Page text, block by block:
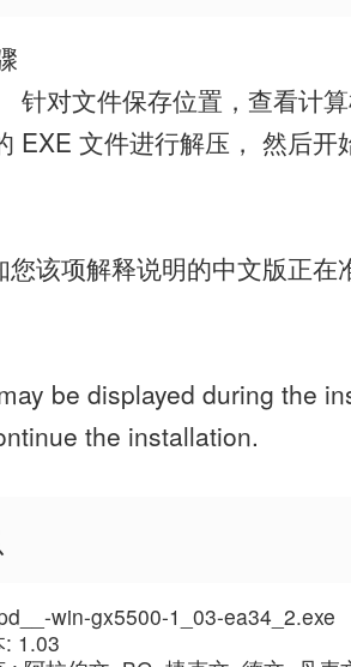
针对文件保存位置，查看计
EXE 文件进行解压， 然后开
您该项解释说明的中文版正
be displayed during the
the installation.
win-gx5500-1_03-ea34_2.exe
1.03